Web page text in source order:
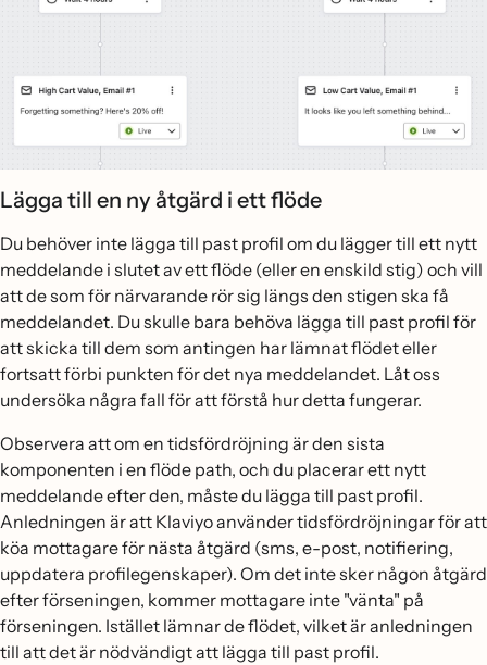
Lägga till en ny åtgärd i ett flöde
Du behöver inte lägga till past profil om du lägger till ett nytt
meddelande i slutet av ett flöde (eller en enskild stig) och vill
att de som för närvarande rör sig längs den stigen ska få
meddelandet. Du skulle bara behöva lägga till past profil för
att skicka till dem som antingen har lämnat flödet eller
fortsatt förbi punkten för det nya meddelandet. Låt oss
undersöka några fall för att förstå hur detta fungerar.
Observera att om en tidsfördröjning är den sista
komponenten i en flöde path, och du placerar ett nytt
meddelande efter den, måste du lägga till past profil.
Anledningen är att Klaviyo använder tidsfördröjningar för att
köa mottagare för nästa åtgärd (sms, e-post, notifiering,
uppdatera profilegenskaper). Om det inte sker någon åtgärd
efter förseningen, kommer mottagare inte "vänta" på
förseningen. Istället lämnar de flödet, vilket är anledningen
till att det är nödvändigt att lägga till past profil.